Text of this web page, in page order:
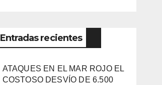
Entradas recientes
ATAQUES EN EL MAR ROJO EL
COSTOSO DESVÍO DE 6.500